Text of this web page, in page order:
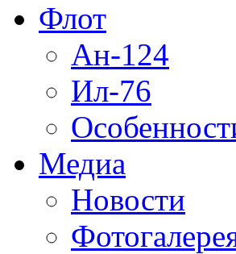
Флот
Ан-124
Ил-76
Медиа
Новости